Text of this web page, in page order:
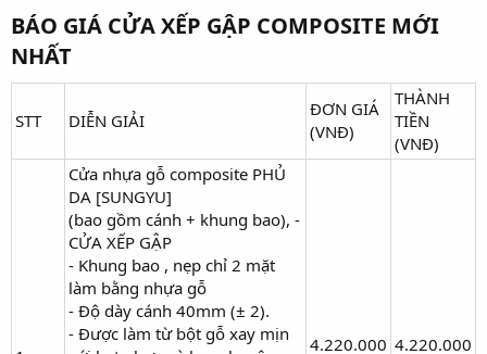
BÁO GIÁ CỬA XẾP GẬP COMPOSITE MỚI
NHẤT​
STT DIỄN GIẢI
ĐƠN GIÁ
(VNĐ)
THÀNH
TIỀN
(VNĐ)
Cửa nhựa gỗ composite PHỦ
DA [SUNGYU]
(bao gồm cánh + khung bao), -
CỬA XẾP GẬP
- Khung bao , nẹp chỉ 2 mặt
làm bằng nhựa gỗ
- Độ dày cánh 40mm (± 2).
- Được làm từ bột gỗ xay mịn
4.220.000 4.220.000